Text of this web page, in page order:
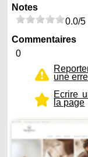
Notes
0.0/5
Commentaires
0
une
Ecrire
la page